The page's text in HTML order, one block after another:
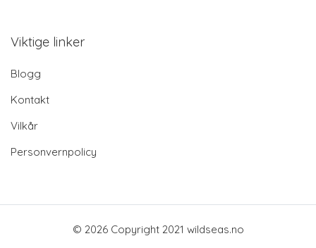
Viktige linker
Blogg
Kontakt
Vilkår
Personvernpolicy
© 2026 Copyright 2021 wildseas.no